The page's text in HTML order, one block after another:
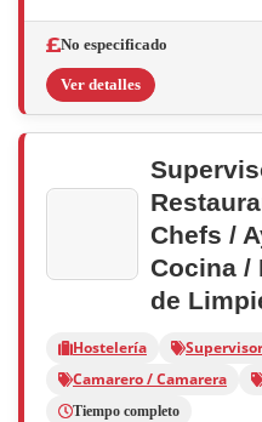
No especificado
Ver detalles
Chefs /
Cocina /
de
Hostelería
Camarero / Camarera
Tiempo completo